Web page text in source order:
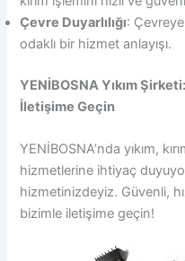
Çevre Duyarlılığı:
odaklı bir hizmet anlayışı.
YENİBOSNA Yıkım
İletişime Geçin
YENİBOSNA’nda yıkım,
hizmetlerine ihtiyaç
hizmetinizdeyiz. Güvenli,
bizimle iletişime geçin!